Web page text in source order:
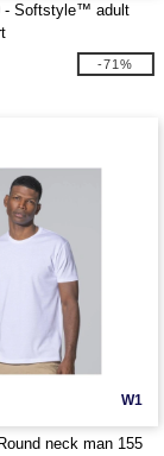
- Softstyle™ adult
-71%
W1
neck man 155